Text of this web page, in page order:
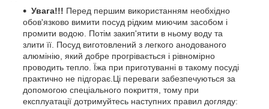
Увага!!! Перед першим використанням необхідно
обов'язково вимити посуд рідким миючим засобом і
промити водою. Потім закип'ятити в ньому воду та
злити її. Посуд виготовлений з легкого анодованого
алюмінію, який добре прогрівається і рівномірно
проводить тепло. Їжа при приготуванні в такому посуді
практично не підгорає.Ці переваги забезпечуються за
допомогою спеціального покриття, тому при
експлуатації дотримуйтесь наступних правил догляду: